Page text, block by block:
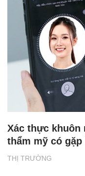
THỊ TRƯỜNG
Xác thực khuôn
thẩm mỹ có